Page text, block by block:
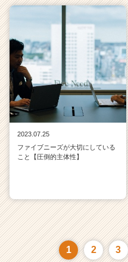
2023.07.25
ファイブニーズが大切にしている
こと【圧倒的主体性】
1 2 3